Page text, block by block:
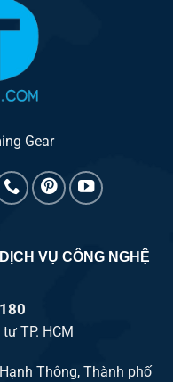
Gear
VỤ CÔNG NGHỆ
TP. HCM
Thông, Thành phố